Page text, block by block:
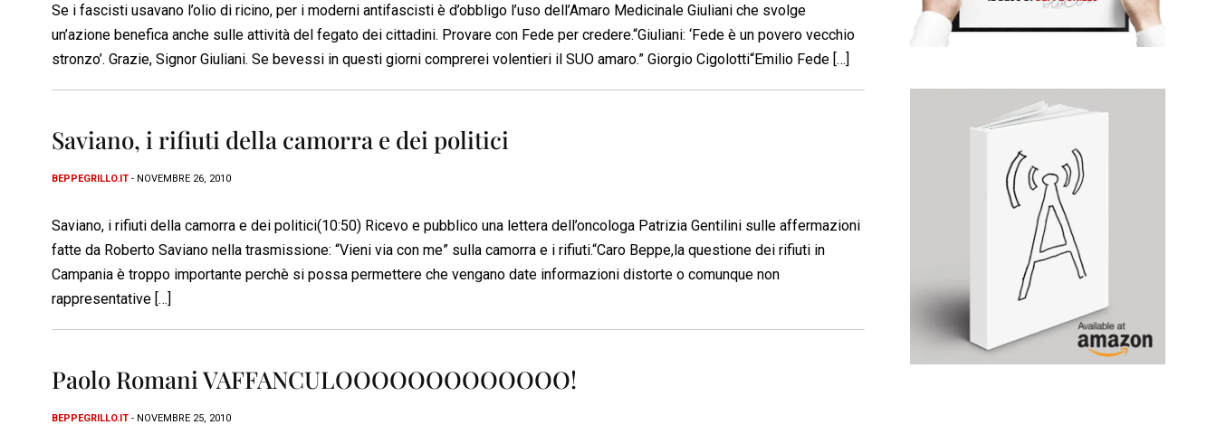
Se i fascisti usavano l’olio di ricino, per i moderni antifascisti è d’obbligo l’uso dell’Amaro Medicinale Giuliani che svolge
un’azione benefica anche sulle attività del fegato dei cittadini. Provare con Fede per credere.“Giuliani: ‘Fede è un povero vecchio
stronzo’. Grazie, Signor Giuliani. Se bevessi in questi giorni comprerei volentieri il SUO amaro.” Giorgio Cigolotti“Emilio Fede […]
Saviano, i rifiuti della camorra e dei politici
BEPPEGRILLO.IT - NOVEMBRE 26, 2010
Saviano, i rifiuti della camorra e dei politici(10:50) Ricevo e pubblico una lettera dell’oncologa Patrizia Gentilini sulle affermazioni
fatte da Roberto Saviano nella trasmissione: “Vieni via con me” sulla camorra e i rifiuti.“Caro Beppe,la questione dei rifiuti in
Campania è troppo importante perchè si possa permettere che vengano date informazioni distorte o comunque non
rappresentative […]
Paolo Romani VAFFANCULOOOOOOOOOOOOO!
BEPPEGRILLO.IT - NOVEMBRE 25, 2010